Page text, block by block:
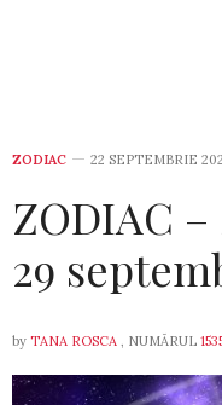
ZODIAC 22 SEPTEMBRIE
ZODIAC
29
by TANA ROSCA , NUMĂRUL